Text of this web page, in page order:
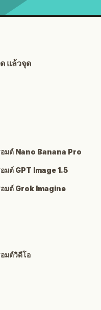
แล้วจุด
มต์ Nano Banana Pro
มต์ GPT Image 1.5
มต์ Grok Imagine
มต์วิดีโอ